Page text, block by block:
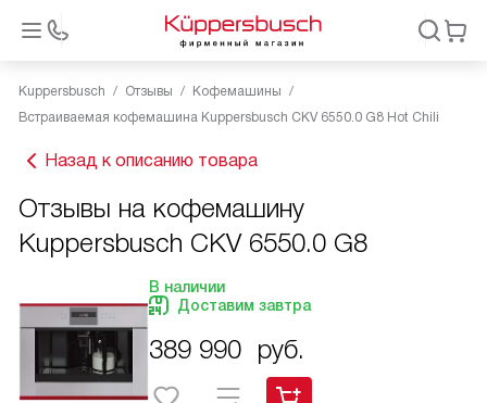
Kuppersbusch Отзывы
Кофемашины
Встраиваемая кофемашина Kuppersbusch CKV 6550.0 G8 Hot Chili
Назад к описанию товара
Отзывы на кофемашину
Kuppersbusch CKV 6550.0 G8
В наличии
Доставим завтра
389 990 руб.